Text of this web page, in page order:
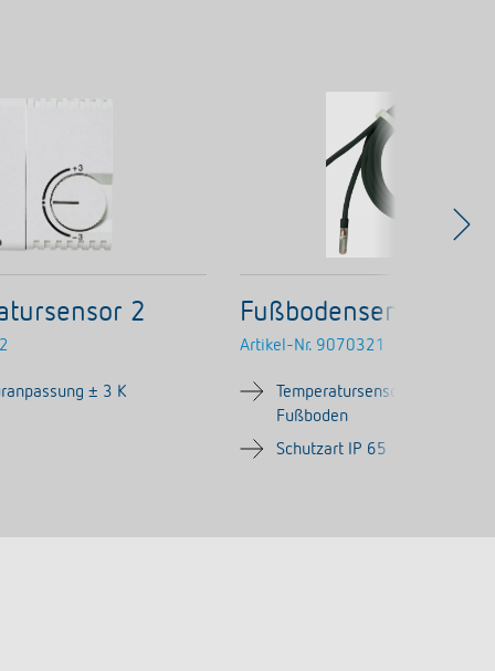
2
± 3 K
Fußbodensensor
Artikel-Nr. 9070321
Temperatursensor zur
Fußboden
Schutzart IP 65